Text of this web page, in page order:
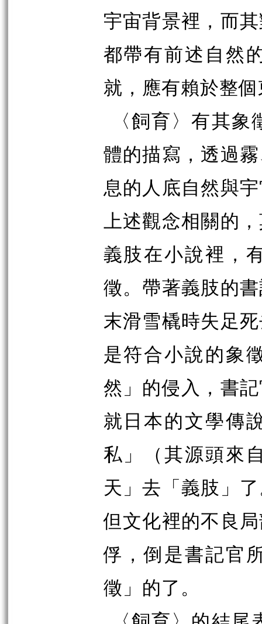
宇宙背景裡，而
都帶有前述自然
就，應有賴於整
〈飼育〉有其
體的描寫，透過
息的人底自然與
上述觀念相關的
義肢在小說裡，
徵。帶著義肢的
末滑雪橇時失足
是符合小說的象
然」的侵入，書
就日本的文學傳
私」（其源頭來
天」去「義肢」
但文化裡的不良
俘，倒是書記官
徵」的了。